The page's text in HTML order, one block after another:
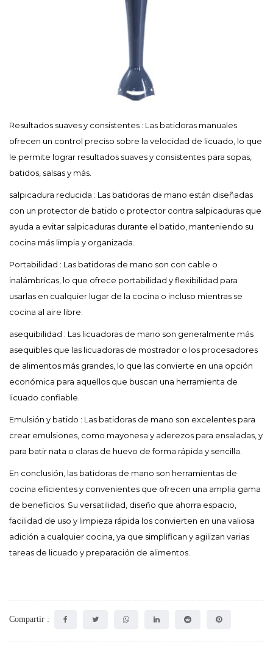
Resultados suaves y consistentes : Las batidoras manuales
ofrecen un control preciso sobre la velocidad de licuado, lo que
le permite lograr resultados suaves y consistentes para sopas,
batidos, salsas y más.
salpicadura reducida : Las batidoras de mano están diseñadas
con un protector de batido o protector contra salpicaduras que
ayuda a evitar salpicaduras durante el batido, manteniendo su
cocina más limpia y organizada.
Portabilidad : Las batidoras de mano son con cable o
inalámbricas, lo que ofrece portabilidad y flexibilidad para
usarlas en cualquier lugar de la cocina o incluso mientras se
cocina al aire libre.
asequibilidad : Las licuadoras de mano son generalmente más
asequibles que las licuadoras de mostrador o los procesadores
de alimentos más grandes, lo que las convierte en una opción
económica para aquellos que buscan una herramienta de
licuado confiable.
Emulsión y batido : Las batidoras de mano son excelentes para
crear emulsiones, como mayonesa y aderezos para ensaladas, y
para batir nata o claras de huevo de forma rápida y sencilla.
En conclusión, las batidoras de mano son herramientas de
cocina eficientes y convenientes que ofrecen una amplia gama
de beneficios. Su versatilidad, diseño que ahorra espacio,
facilidad de uso y limpieza rápida los convierten en una valiosa
adición a cualquier cocina, ya que simplifican y agilizan varias
tareas de licuado y preparación de alimentos.
Compartir :